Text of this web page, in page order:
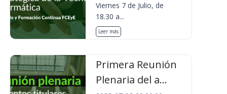
Viernes 7 de Julio, de
18.30 a...
Leer más
Primera Reunión
Plenaria del a...